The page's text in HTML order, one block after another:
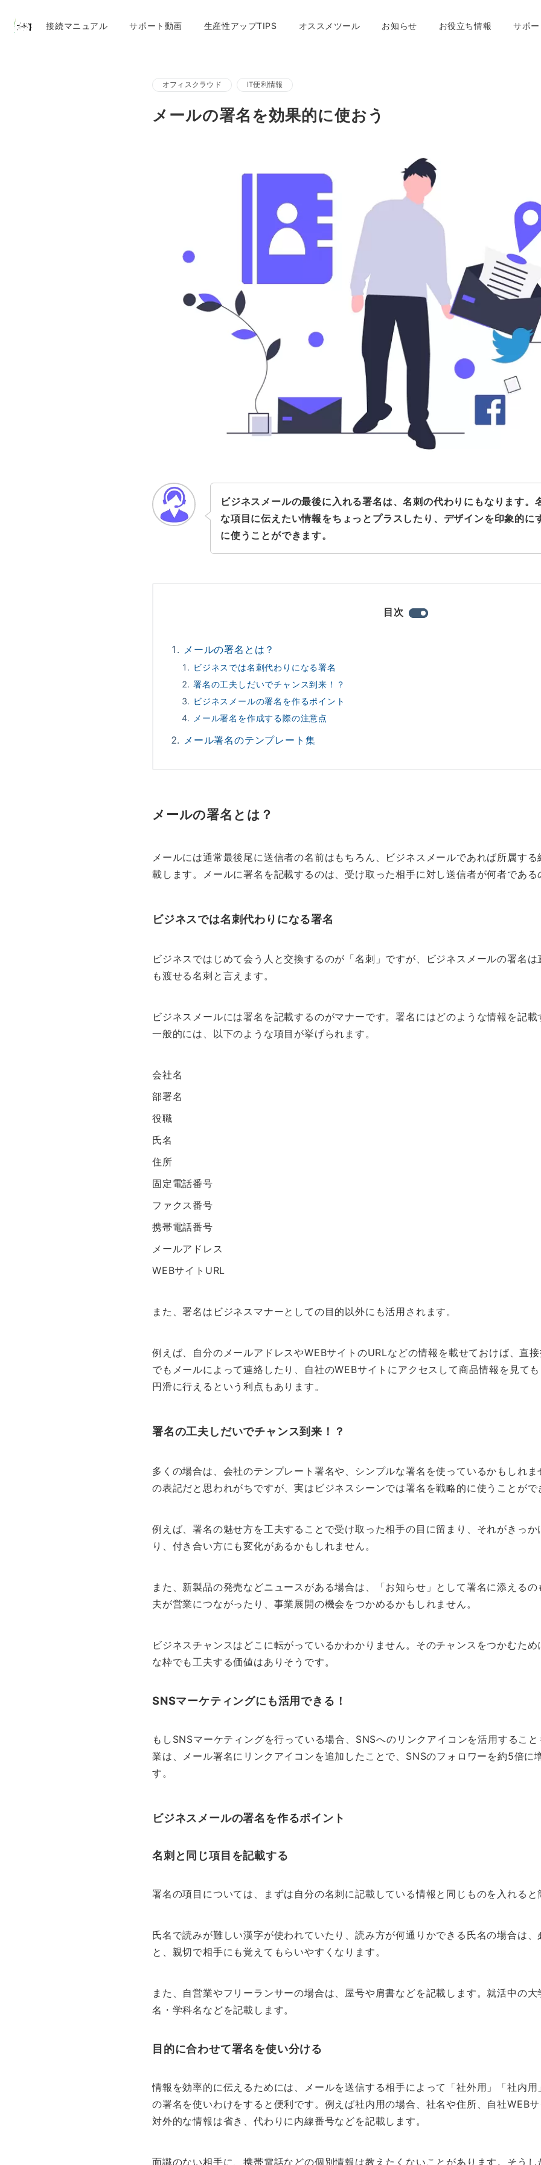
接続マニュアル サポート動画 生産性アップTIPS オススメツール お知らせ お役立ち情報 サポ
オフィスクラウド IT便利情報
メールの署名を効果的に使おう
ビジネスメールの最後に入れる署名は、名刺の代わりにもなります。
な項目に伝えたい情報をちょっとプラスしたり、デザインを印象的に
に使うことができます。
目次
メールの署名とは？
ビジネスでは名刺代わりになる署名
署名の工夫しだいでチャンス到来！？
ビジネスメールの署名を作るポイント
メール署名を作成する際の注意点
メール署名のテンプレート集
メールの署名とは？
メールには通常最後尾に送信者の名前はもちろん、ビジネスメールであれば所属す
載します。メールに署名を記載するのは、受け取った相手に対し送信者が何者である
ビジネスでは名刺代わりになる署名
ビジネスではじめて会う人と交換するのが「名刺」ですが、ビジネスメールの署名
も渡せる名刺と言えます。
ビジネスメールには署名を記載するのがマナーです。署名にはどのような情報を記載
一般的には、以下のような項目が挙げられます。
会社名
部署名
役職
氏名
住所
固定電話番号
ファクス番号
携帯電話番号
メールアドレス
WEBサイトURL
また、署名はビジネスマナーとしての目的以外にも活用されます。
例えば、自分のメールアドレスやWEBサイトのURLなどの情報を載せておけば、直
でもメールによって連絡したり、自社のWEBサイトにアクセスして商品情報を見て
円滑に行えるという利点もあります。
署名の工夫しだいでチャンス到来！？
多くの場合は、会社のテンプレート署名や、シンプルな署名を使っているかもしれ
の表記だと思われがちですが、実はビジネスシーンでは署名を戦略的に使うことがで
例えば、署名の魅せ方を工夫することで受け取った相手の目に留まり、それがきっ
り、付き合い方にも変化があるかもしれません。
また、新製品の発売などニュースがある場合は、「お知らせ」として署名に添える
夫が営業につながったり、事業展開の機会をつかめるかもしれません。
ビジネスチャンスはどこに転がっているかわかりません。そのチャンスをつかむた
な枠でも工夫する価値はありそうです。
SNSマーケティングにも活用できる！
もしSNSマーケティングを行っている場合、SNSへのリンクアイコンを活用するこ
業は、メール署名にリンクアイコンを追加したことで、SNSのフォロワーを約5倍に
す。
ビジネスメールの署名を作るポイント
名刺と同じ項目を記載する
署名の項目については、まずは自分の名刺に記載している情報と同じものを入れると
氏名で読みが難しい漢字が使われていたり、読み方が何通りかできる氏名の場合は、
と、親切で相手にも覚えてもらいやすくなります。
また、自営業やフリーランサーの場合は、屋号や肩書などを記載します。就活中の
名・学科名などを記載します。
目的に合わせて署名を使い分ける
情報を効率的に伝えるためには、メールを送信する相手によって「社外用」「社内
の署名を使いわけをすると便利です。例えば社内用の場合、社名や住所、自社WEB
対外的な情報は省き、代わりに内線番号などを記載します。
面識のない相手に、携帯電話などの個別情報は教えたくないことがあります。そう